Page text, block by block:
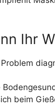
Ihr
beim